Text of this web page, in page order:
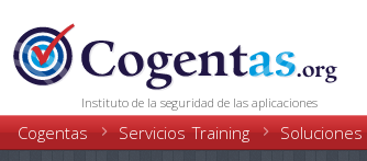
Instituto de la seguridad de las aplicaciones
Cogentas Servicios Training Soluciones